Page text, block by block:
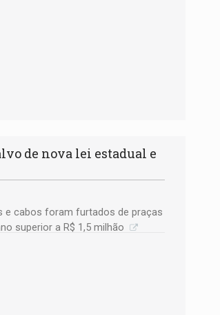
de nova lei estadual e
e cabos foram furtados de praças
superior a R$ 1,5 milhão